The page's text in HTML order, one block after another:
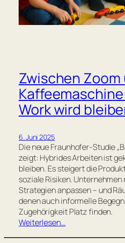
Zwischen Zoom
Work wird
6. Juni 2025
Die neue Fraunhofer-Studie
zeigt: Hybrides Arbeiten ist
bleiben. Es steigert die
soziale Risiken. Unternehmen
Strategien anpassen – und
denen auch informelle
Zugehörigkeit Platz finden.
Weiterlesen…